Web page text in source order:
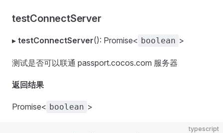
testConnectServer
▸ testConnectServer(): Promise< boolean >
测试是否可以联通 passport.cocos.com 服务器
返回结果
Promise< boolean >
typescript